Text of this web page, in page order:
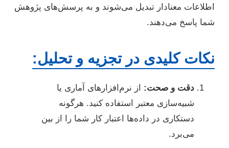
اطلاعات معنادار تبدیل می‌شوند و به پرسش‌های پژوهش
شما پاسخ می‌دهند.
نکات کلیدی در تجزیه و تحلیل:
دقت و صحت: از نرم‌افزارهای آماری یا
شبیه‌سازی معتبر استفاده کنید. هرگونه
دستکاری در داده‌ها اعتبار کار شما را از بین
می‌برد.